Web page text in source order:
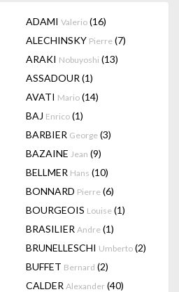
ADAMI Valerio (16)
ALECHINSKY Pierre (7)
ARAKI Nobuyoshi (13)
ASSADOUR (1)
AVATI Mario (14)
BAJ Enrico (1)
BARBIER George (3)
BAZAINE Jean (9)
BELLMER Hans (10)
BONNARD Pierre (6)
BOURGEOIS Louise (1)
BRASILIER Andre (1)
BRUNELLESCHI Umberto (2)
BUFFET Bernard (2)
CALDER Alexander (40)